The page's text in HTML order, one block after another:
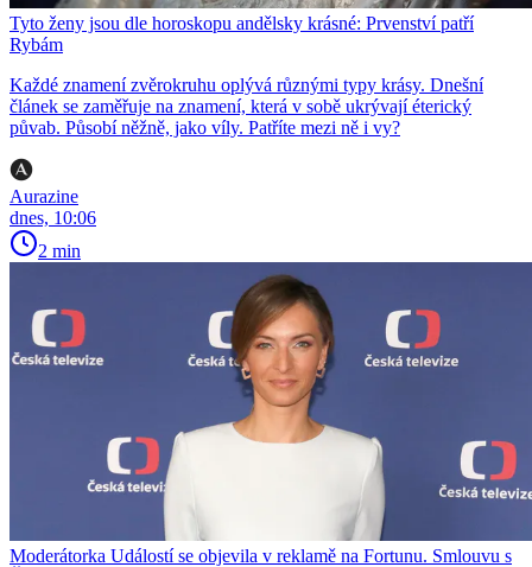
Tyto ženy jsou dle horoskopu andělsky krásné: Prvenství patří
Rybám
Každé znamení zvěrokruhu oplývá různými typy krásy. Dnešní
článek se zaměřuje na znamení, která v sobě ukrývají éterický
půvab. Působí něžně, jako víly. Patříte mezi ně i vy?
Aurazine
dnes, 10:06
2 min
Moderátorka Událostí se objevila v reklamě na Fortunu. Smlouvu s